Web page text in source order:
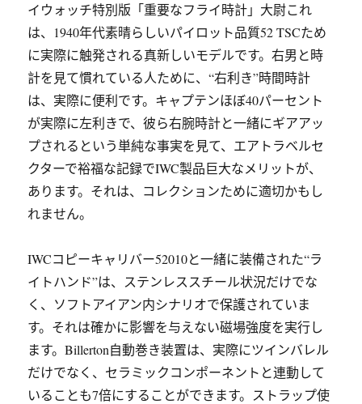
イウォッチ特別版「重要なフライ時計」大尉これ
は、1940年代素晴らしいパイロット品質52 TSCため
に実際に触発される真新しいモデルです。右男と時
計を見て慣れている人ために、“右利き”時間時計
は、実際に便利です。キャプテンほぼ40パーセント
が実際に左利きで、彼ら右腕時計と一緒にギアアッ
プされるという単純な事実を見て、エアトラベルセ
クターで裕福な記録でIWC製品巨大なメリットが、
あります。それは、コレクションために適切かもし
れません。
IWCコピーキャリバー52010と一緒に装備された“ラ
イトハンド”は、ステンレススチール状況だけでな
く、ソフトアイアン内シナリオで保護されていま
す。それは確かに影響を与えない磁場強度を実行し
ます。Billerton自動巻き装置は、実際にツインバレル
だけでなく、セラミックコンポーネントと連動して
いることも7倍にすることができます。ストラップ使